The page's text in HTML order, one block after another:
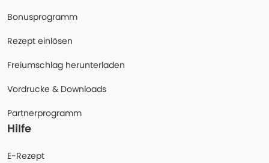
Bonusprogramm
Rezept einlösen
Freiumschlag herunterladen
Vordrucke & Downloads
Partnerprogramm
Hilfe
E-Rezept